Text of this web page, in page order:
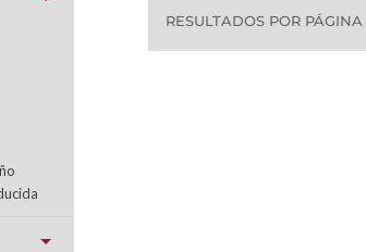
RESULTADOS POR PÁGINA